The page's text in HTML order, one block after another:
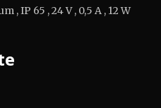
, IP 65 , 24 V , 0,5 A , 12 W